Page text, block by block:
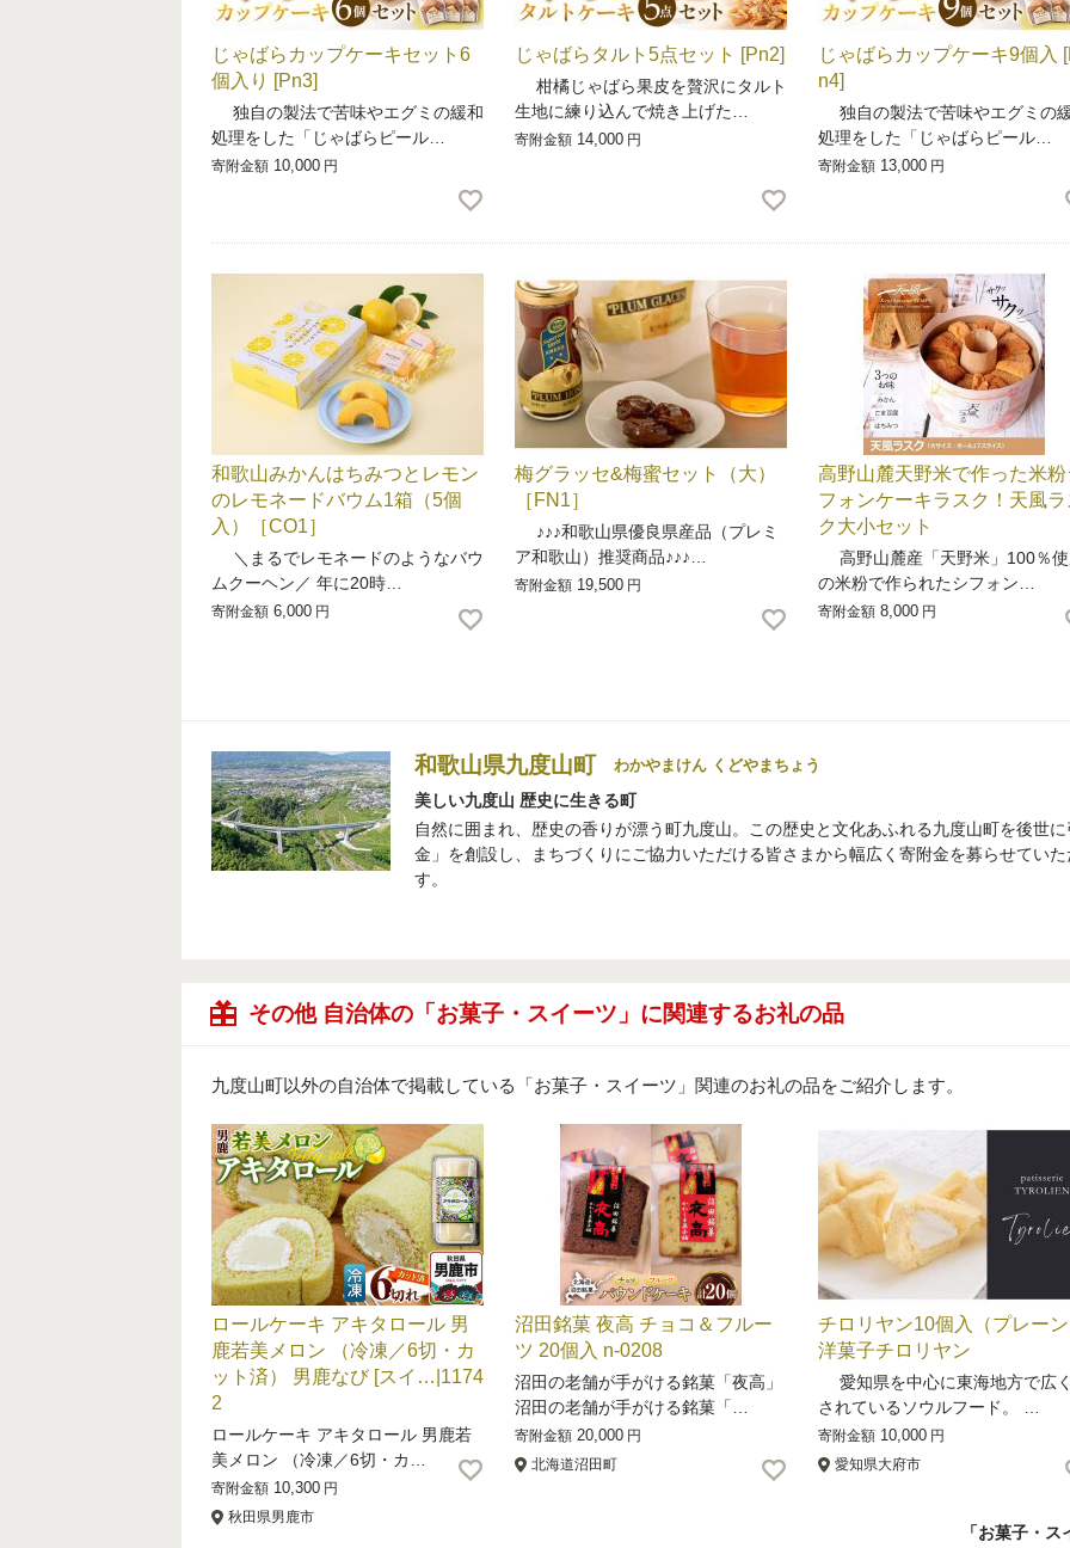
じゃばらカップケーキセット6
個入り [Pn3]
独自の製法で苦味やエグミの緩和
処理をした「じゃばらピール…
寄附金額 10,000 円
じゃばらタルト5点セット [Pn2]
柑橘じゃばら果皮を贅沢にタルト
生地に練り込んで焼き上げた…
寄附金額 14,000 円
じゃばらカップケーキ9個入
n4]
独自の製法で苦味やエグミの
処理をした「じゃばらピール…
寄附金額 13,000 円
和歌山みかんはちみつとレモン
のレモネードバウム1箱（5個
入）［CO1］
＼まるでレモネードのようなバウ
ムクーヘン／ 年に20時…
寄附金額 6,000 円
梅グラッセ&梅蜜セット（大）
［FN1］
♪♪♪和歌山県優良県産品（プレミ
ア和歌山）推奨商品♪♪♪…
寄附金額 19,500 円
高野山麓天野米で作った米粉
フォンケーキラスク！天風ラ
ク大小セット
高野山麓産「天野米」100％
の米粉で作られたシフォン…
寄附金額 8,000 円
和歌山県九度山町 わかやまけん くどやまちょう
美しい九度山 歴史に生きる町
自然に囲まれ、歴史の香りが漂う町九度山。この歴史と文化あふれる九度山町を後世
金」を創設し、まちづくりにご協力いただける皆さまから幅広く寄附金を募らせてい
す。
その他 自治体の「お菓子・スイーツ」に関連するお礼の品
九度山町以外の自治体で掲載している「お菓子・スイーツ」関連のお礼の品をご紹介します。
ロールケーキ アキタロール 男
鹿若美メロン （冷凍／6切・カ
ット済） 男鹿なび [スイ…|1174
2
ロールケーキ アキタロール 男鹿若
美メロン （冷凍／6切・カ…
寄附金額 10,300 円
秋田県男鹿市
沼田銘菓 夜高 チョコ＆フルー
ツ 20個入 n-0208
沼田の老舗が手がける銘菓「夜高」
沼田の老舗が手がける銘菓「…
寄附金額 20,000 円
北海道沼田町
チロリヤン10個入（プレー
洋菓子チロリヤン
愛知県を中心に東海地方で広
されているソウルフード。 …
寄附金額 10,000 円
愛知県大府市
「お菓子・